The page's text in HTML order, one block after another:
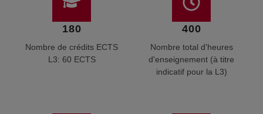
180
Nombre de crédits ECTS
L3: 60 ECTS
400
Nombre total d'heures
d'enseignement (à titre
indicatif pour la L3)